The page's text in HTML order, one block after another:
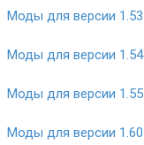
Моды для версии 1.53
Моды для версии 1.54
Моды для версии 1.55
Моды для версии 1.60